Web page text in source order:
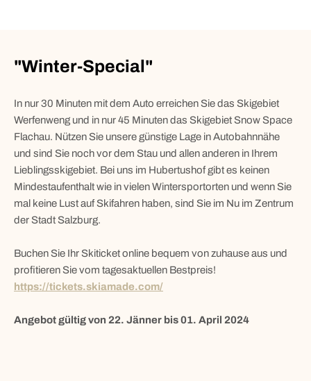
"Winter-Special"
In nur 30 Minuten mit dem Auto erreichen Sie das Skigebiet
Werfenweng und in nur 45 Minuten das Skigebiet Snow Space
Flachau. Nützen Sie unsere günstige Lage in Autobahnnähe
und sind Sie noch vor dem Stau und allen anderen in Ihrem
Lieblingsskigebiet. Bei uns im Hubertushof gibt es keinen
Mindestaufenthalt wie in vielen Wintersportorten und wenn Sie
mal keine Lust auf Skifahren haben, sind Sie im Nu im Zentrum
der Stadt Salzburg.
Buchen Sie Ihr Skiticket online bequem von zuhause aus und
profitieren Sie vom tagesaktuellen Bestpreis!
https://tickets.skiamade.com/
Angebot gültig von 22. Jänner bis 01. April 2024